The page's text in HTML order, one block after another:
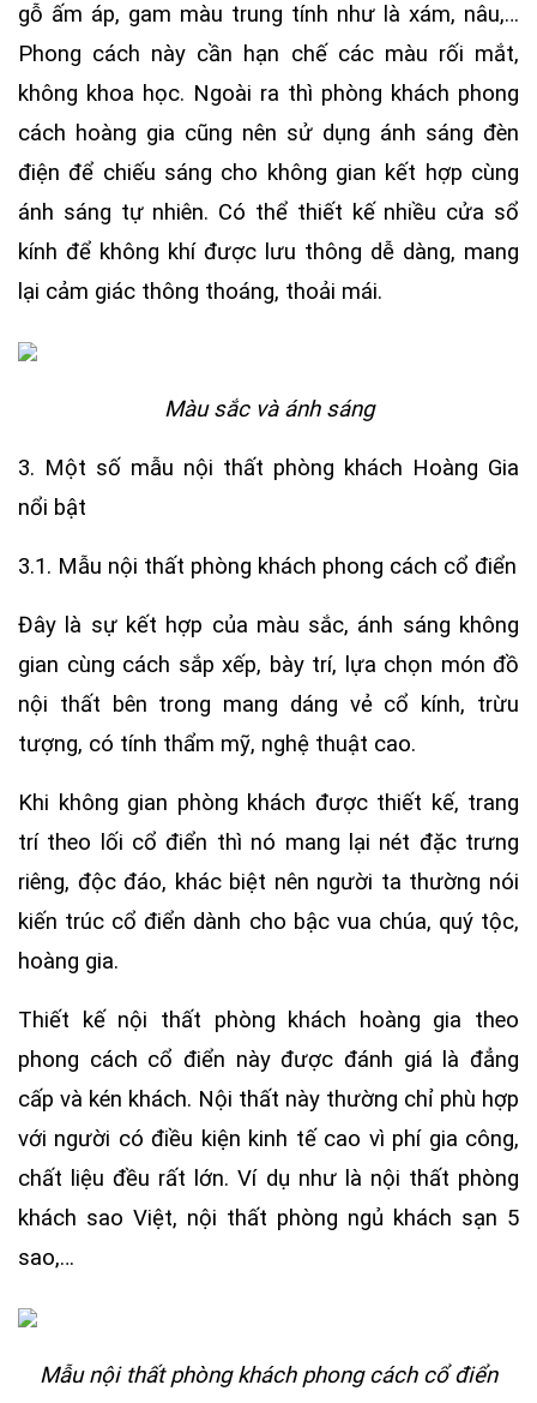
gỗ ấm áp, gam màu trung tính như là xám, nâu,…
Phong cách này cần hạn chế các màu rối mắt,
không khoa học. Ngoài ra thì phòng khách phong
cách hoàng gia cũng nên sử dụng ánh sáng đèn
điện để chiếu sáng cho không gian kết hợp cùng
ánh sáng tự nhiên. Có thể thiết kế nhiều cửa sổ
kính để không khí được lưu thông dễ dàng, mang
lại cảm giác thông thoáng, thoải mái.
Màu sắc và ánh sáng
3. Một số mẫu nội thất phòng khách Hoàng Gia
nổi bật
3.1. Mẫu nội thất phòng khách phong cách cổ điển
Đây là sự kết hợp của màu sắc, ánh sáng không
gian cùng cách sắp xếp, bày trí, lựa chọn món đồ
nội thất bên trong mang dáng vẻ cổ kính, trừu
tượng, có tính thẩm mỹ, nghệ thuật cao.
Khi không gian phòng khách được thiết kế, trang
trí theo lối cổ điển thì nó mang lại nét đặc trưng
riêng, độc đáo, khác biệt nên người ta thường nói
kiến trúc cổ điển dành cho bậc vua chúa, quý tộc,
hoàng gia.
Thiết kế nội thất phòng khách hoàng gia theo
phong cách cổ điển này được đánh giá là đẳng
cấp và kén khách. Nội thất này thường chỉ phù hợp
với người có điều kiện kinh tế cao vì phí gia công,
chất liệu đều rất lớn. Ví dụ như là nội thất phòng
khách sao Việt, nội thất phòng ngủ khách sạn 5
sao,…
Mẫu nội thất phòng khách phong cách cổ điển